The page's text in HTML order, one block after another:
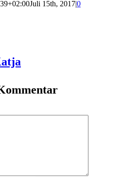
Juli 15th, 2017|0